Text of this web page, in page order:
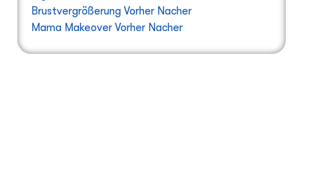
Brustvergrößerung Vorher Nacher
Mama Makeover Vorher Nacher